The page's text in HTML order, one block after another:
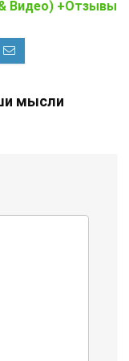
Видео) +Отзывы
мысли